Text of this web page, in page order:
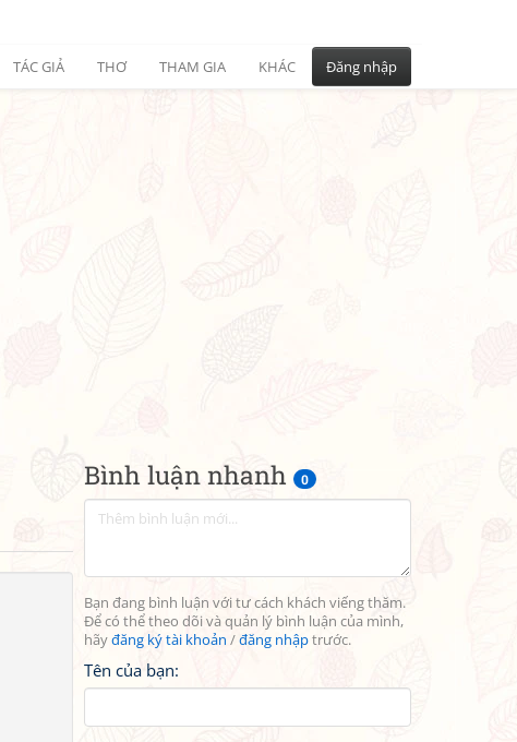
TÁC GIẢ THƠ THAM GIA KHÁC Đăng nhập
Bình luận nhanh 0
Bạn đang bình luận với tư cách khách viếng thăm.
Để có thể theo dõi và quản lý bình luận của mình,
hãyđăng ký tài khoản /đăng nhậptrước.
Tên của bạn: